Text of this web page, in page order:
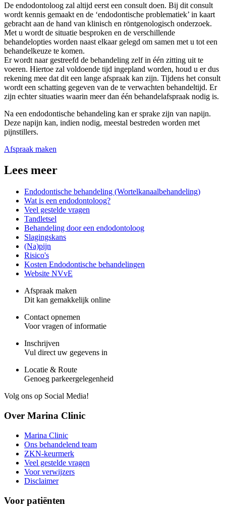
De endodontoloog zal altijd eerst een consult doen. Bij dit consult
wordt kennis gemaakt en de ‘endodontische problematiek’ in kaart
gebracht aan de hand van klinisch en röntgenologisch onderzoek.
Met u wordt de situatie besproken en de verschillende
behandelopties worden naast elkaar gelegd om samen met u tot een
behandelkeuze te komen.
Er wordt naar gestreefd de behandeling zelf in één zitting uit te
voeren. Hiertoe zal voldoende tijd ingepland worden, houd u er dus
rekening mee dat dit een lange afspraak kan zijn. Tijdens het consult
wordt een schatting gegeven van de te verwachten behandeltijd. Er
zijn echter situaties waarin meer dan één behandelafspraak nodig is.
Na een endodontische behandeling kan er sprake zijn van napijn.
Deze napijn kan, indien nodig, meestal bestreden worden met
pijnstillers.
Afspraak maken
Lees meer
Endodontische behandeling (Wortelkanaalbehandeling)
Wat is een endodontoloog?
Veel gestelde vragen
Tandletsel
Behandeling door een endodontoloog
Slagingskans
(Na)pijn
Risico's
Kosten Endodontische behandelingen
Website NVvE
Afspraak maken
Dit kan gemakkelijk online
Contact opnemen
Voor vragen of informatie
Inschrijven
Vul direct uw gegevens in
Locatie & Route
Genoeg parkeergelegenheid
Volg ons op Social Media!
Over Marina Clinic
Marina Clinic
Ons behandelend team
ZKN-keurmerk
Veel gestelde vragen
Voor verwijzers
Disclaimer
Voor patiënten